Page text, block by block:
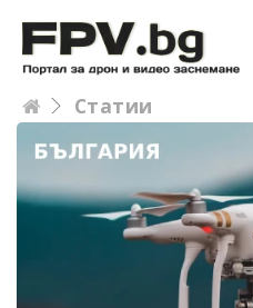
Статии